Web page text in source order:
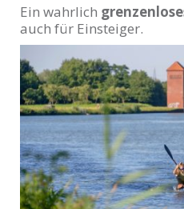
Ein wahrlich
auch für Einsteiger.